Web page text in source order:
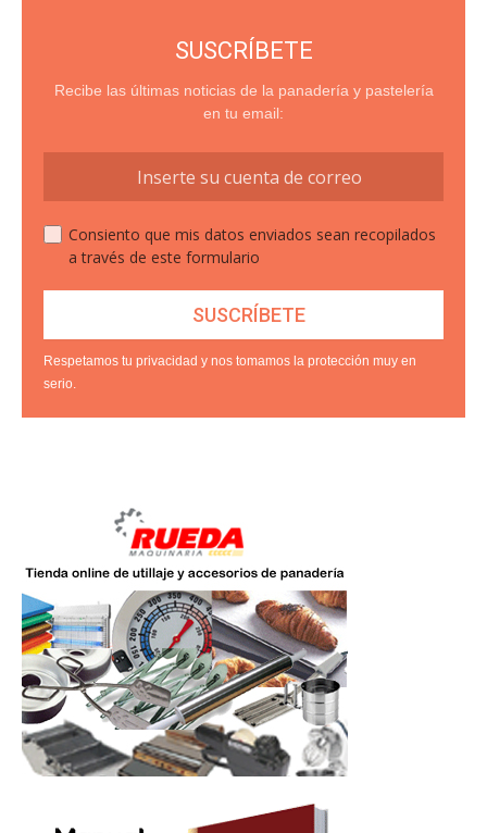
SUSCRÍBETE
Recibe las últimas noticias de la panadería y pastelería
en tu email:
Consiento que mis datos enviados sean recopilados
a través de este formulario
Respetamos tu privacidad y nos tomamos la protección muy en
serio.